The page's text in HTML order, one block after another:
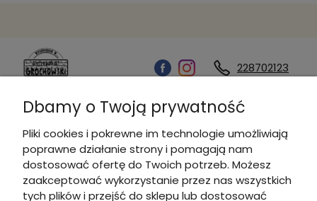
228702123
Kontakt
Informacje
Dbamy o Twoją prywatność
Pliki cookies i pokrewne im technologie umożliwiają
poprawne działanie strony i pomagają nam
dostosować ofertę do Twoich potrzeb. Możesz
zaakceptować wykorzystanie przez nas wszystkich
tych plików i przejść do sklepu lub dostosować